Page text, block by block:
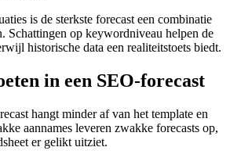
is de sterkste forecast een combinatie
Schattingen op keywordniveau helpen de
historische data een realiteitstoets biedt.
in een SEO-forecast
hangt minder af van het template en
aannames leveren zwakke forecasts op,
er gelikt uitziet.